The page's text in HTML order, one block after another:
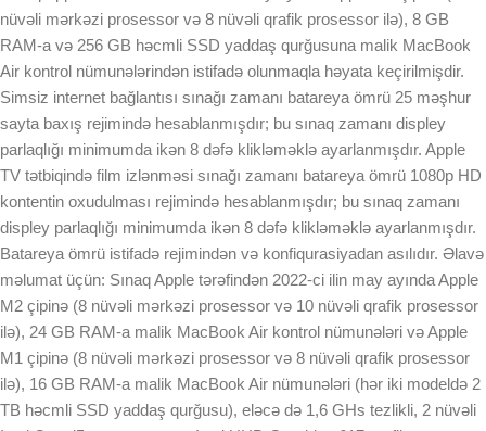
nüvəli mərkəzi prosessor və 8 nüvəli qrafik prosessor ilə), 8 GB
RAM-a və 256 GB həcmli SSD yaddaş qurğusuna malik MacBook
Air kontrol nümunələrindən istifadə olunmaqla həyata keçirilmişdir.
Simsiz internet bağlantısı sınağı zamanı batareya ömrü 25 məşhur
sayta baxış rejimində hesablanmışdır; bu sınaq zamanı displey
parlaqlığı minimumda ikən 8 dəfə klikləməklə ayarlanmışdır. Apple
TV tətbiqində film izlənməsi sınağı zamanı batareya ömrü 1080p HD
kontentin oxudulması rejimində hesablanmışdır; bu sınaq zamanı
displey parlaqlığı minimumda ikən 8 dəfə klikləməklə ayarlanmışdır.
Batareya ömrü istifadə rejimindən və konfiqurasiyadan asılıdır. Əlavə
məlumat üçün: Sınaq Apple tərəfindən 2022-ci ilin may ayında Apple
M2 çipinə (8 nüvəli mərkəzi prosessor və 10 nüvəli qrafik prosessor
ilə), 24 GB RAM-a malik MacBook Air kontrol nümunələri və Apple
M1 çipinə (8 nüvəli mərkəzi prosessor və 8 nüvəli qrafik prosessor
ilə), 16 GB RAM-a malik MacBook Air nümunələri (hər iki modeldə 2
TB həcmli SSD yaddaş qurğusu), eləcə də 1,6 GHs tezlikli, 2 nüvəli